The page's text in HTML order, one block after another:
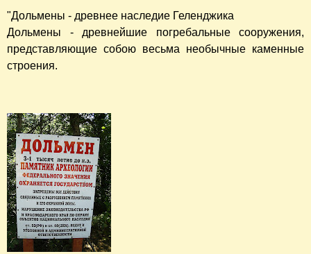
"Дольмены - древнее наследие Геленджика
Дольмены - древнейшие погребальные сооружения,
представляющие собою весьма необычные каменные
строения.